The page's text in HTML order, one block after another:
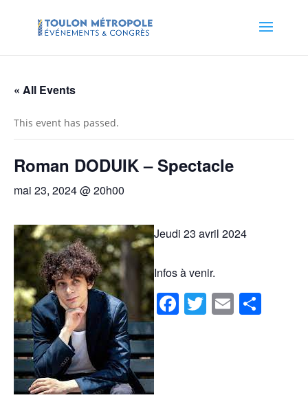
« All Events
This event has passed.
Roman DODUIK – Spectacle
mai 23, 2024 @ 20h00
Jeudi 23 avril 2024
Infos à venir.
Facebook
Twitter
Email